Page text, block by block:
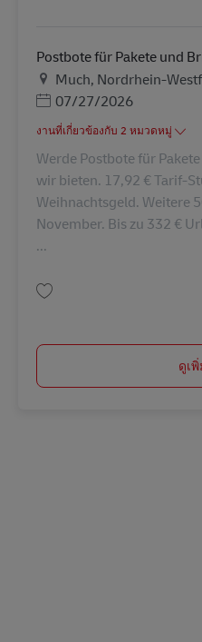
Postbote für Pakete und
สถานที่
Much, Nordrhein-
Posted Date
07/27/2026
งานที่เกี่ยวข้องกับ 2 หมวดหมู่
Werde Postbote für
wir bieten. 17,92 € Tarif-
Weihnachtsgeld. Weitere
November. Bis zu 332 €
...
ดูเ